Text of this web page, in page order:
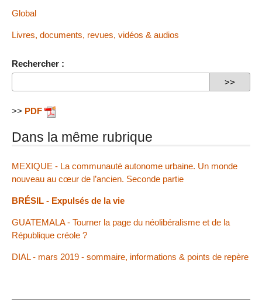
Global
Livres, documents, revues, vidéos & audios
Rechercher :
>> PDF
Dans la même rubrique
MEXIQUE - La communauté autonome urbaine. Un monde
nouveau au cœur de l’ancien. Seconde partie
BRÉSIL - Expulsés de la vie
GUATEMALA - Tourner la page du néolibéralisme et de la
République créole ?
DIAL - mars 2019 - sommaire, informations & points de repère